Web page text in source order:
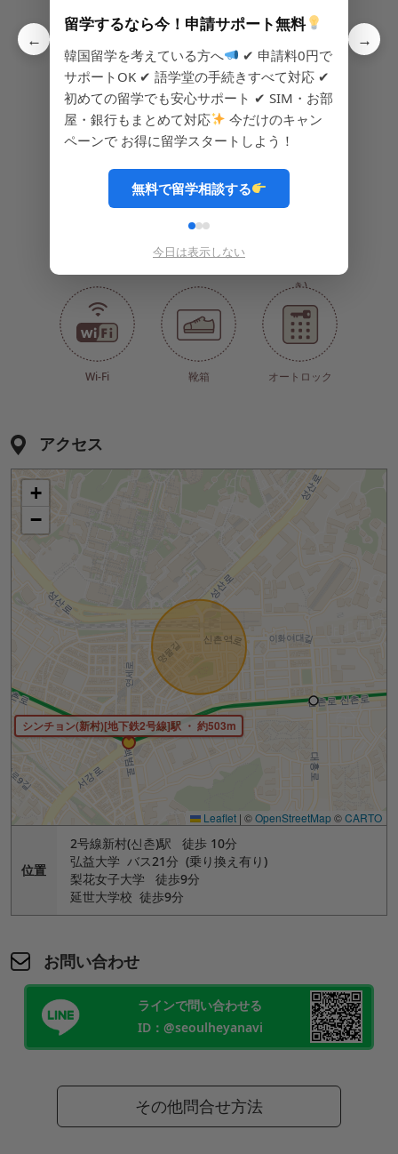
シンク台 食器類
き)
Wi-Fi 靴箱 オートロック
アクセス
シンチョン(新村)[地下鉄2号線]駅 ・ 約503m
+
−
Leaflet | ©OpenStreetMap©CARTO
位置
2号線新村(신촌)駅 徒歩 10分
弘益大学 バス21分 (乗り換え有り)
梨花女子大学 徒歩9分
延世大学校 徒歩9分
お問い合わせ
ラインで問い合わせる
ID：@seoulheyanavi
その他問合せ方法
←
留学するなら今！申請サポート無料
韓国留学を考えている方へ
✔ 申請料0円で
サポートOK ✔ 語学堂の手続きすべて対応 ✔
初めての留学でも安心サポート ✔ SIM・お部
屋・銀行もまとめて対応
今だけのキャン
ペーンで お得に留学スタートしよう！
無料で留学相談する
今日は表示しない
→